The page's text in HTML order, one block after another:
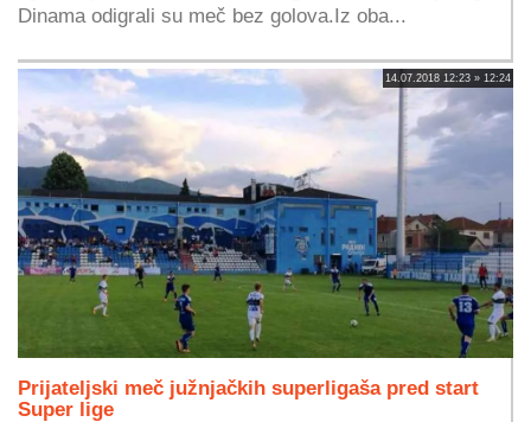
Dinama odigrali su meč bez golova.Iz oba...
14.07.2018 12:23 » 12:24
Prijateljski meč južnjačkih superligaša pred start
Super lige